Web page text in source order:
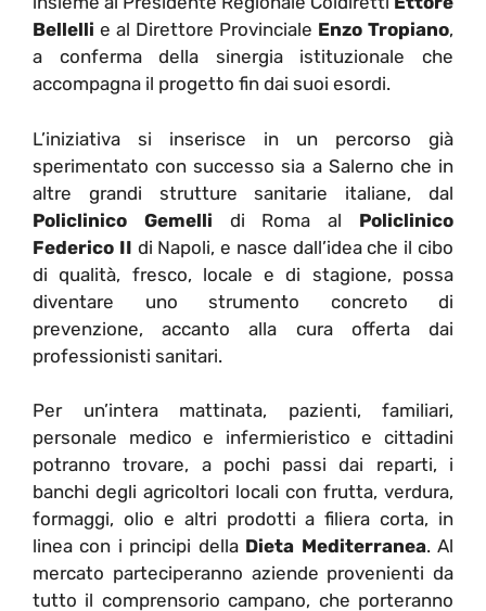
Bellelli e al Direttore Provinciale Enzo Tropiano,
a conferma della sinergia istituzionale che
accompagna il progetto fin dai suoi esordi.
L’iniziativa si inserisce in un percorso già
sperimentato con successo sia a Salerno che in
altre grandi strutture sanitarie italiane, dal
Policlinico Gemelli di Roma al Policlinico
Federico II di Napoli, e nasce dall’idea che il cibo
di qualità, fresco, locale e di stagione, possa
diventare uno strumento concreto di
prevenzione, accanto alla cura offerta dai
professionisti sanitari.
Per un’intera mattinata, pazienti, familiari,
personale medico e infermieristico e cittadini
potranno trovare, a pochi passi dai reparti, i
banchi degli agricoltori locali con frutta, verdura,
formaggi, olio e altri prodotti a filiera corta, in
linea con i principi della Dieta Mediterranea. Al
mercato parteciperanno aziende provenienti da
tutto il comprensorio campano, che porteranno